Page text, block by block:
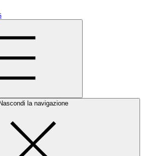
Nascondi la navigazione